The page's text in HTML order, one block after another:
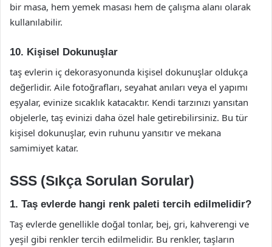
bir masa, hem yemek masası hem de çalışma alanı olarak
kullanılabilir.
10. Kişisel Dokunuşlar
taş evlerin iç dekorasyonunda kişisel dokunuşlar oldukça
değerlidir. Aile fotoğrafları, seyahat anıları veya el yapımı
eşyalar, evinize sıcaklık katacaktır. Kendi tarzınızı yansıtan
objelerle, taş evinizi daha özel hale getirebilirsiniz. Bu tür
kişisel dokunuşlar, evin ruhunu yansıtır ve mekana
samimiyet katar.
SSS (Sıkça Sorulan Sorular)
1. Taş evlerde hangi renk paleti tercih edilmelidir?
Taş evlerde genellikle doğal tonlar, bej, gri, kahverengi ve
yeşil gibi renkler tercih edilmelidir. Bu renkler, taşların